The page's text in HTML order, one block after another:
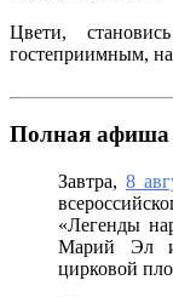
Цвети,
гостеприимным,
Полная
Завтра, 8
«Легенды
Марий Эл и
цирковой